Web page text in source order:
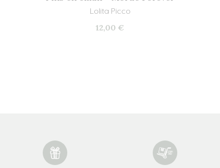
Lolita Picco
12,00 €